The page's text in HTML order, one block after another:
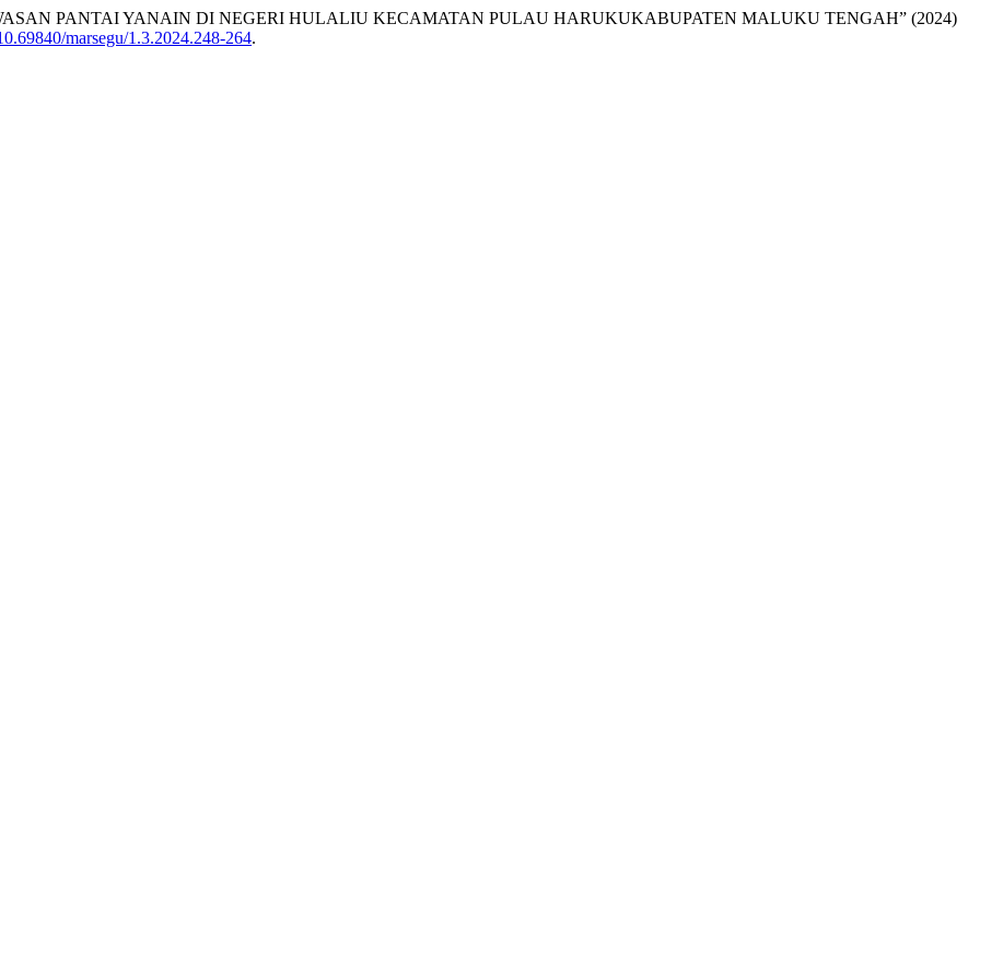
PANTAI YANAIN DI NEGERI HULALIU KECAMATAN PULAU HARUKUKABUPATEN MALUKU TENGAH” (2024)
marsegu/1.3.2024.248-264.